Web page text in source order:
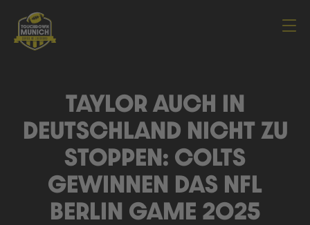
TAYLOR AUCH IN
DEUTSCHLAND NICHT ZU
STOPPEN: COLTS
GEWINNEN DAS NFL
BERLIN GAME 2025